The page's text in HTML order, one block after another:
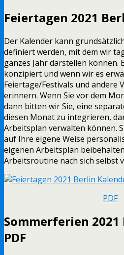
Feiertagen 2021
Der Kalender kann
definiert werden, mit dem wir
ganzes Jahr darstellen können.
konzipiert und wenn wir es
Feiertage/Festivals und andere
erinnern. Wenn Sie vor dem
dann bitten wir Sie, eine
diesen Monat zu integrieren,
Arbeitsplan verwalten können.
auf Ihre eigene Weise
eigenen Arbeitsplan
Arbeitsroutine nach sich selbst
PDF
Sommerferien
PDF